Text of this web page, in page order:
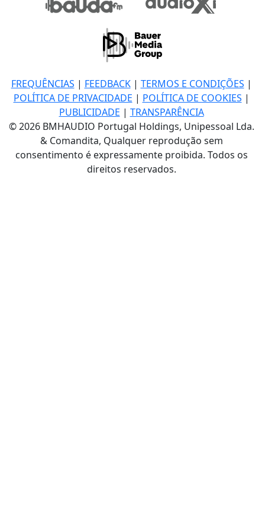
FREQUÊNCIAS | FEEDBACK| TERMOS E CONDIÇÕES |
POLÍTICA DE PRIVACIDADE | POLÍTICA DE COOKIES |
PUBLICIDADE | TRANSPARÊNCIA
© 2026 BMHAUDIO Portugal Holdings, Unipessoal Lda.
& Comandita, Qualquer reprodução sem
consentimento é expressamente proibida. Todos os
direitos reservados.